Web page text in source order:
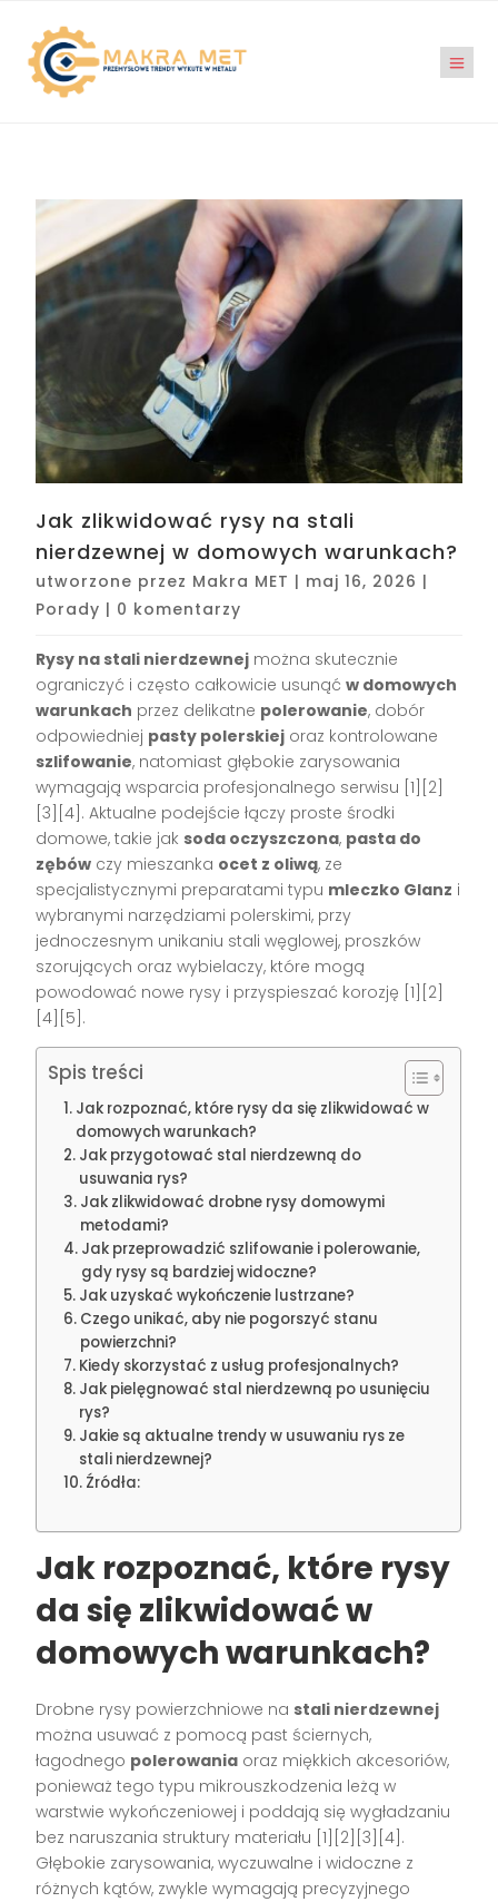
Jak zlikwidować rysy na stali
nierdzewnej w domowych warunkach?
utworzone przez Makra MET | maj 16, 2026 |
Porady | 0 komentarzy
Rysy na stali nierdzewnej można skutecznie
ograniczyć i często całkowicie usunąćw domowych
warunkach przez delikatne polerowanie, dobór
odpowiedniej pasty polerskiej oraz kontrolowane
szlifowanie, natomiast głębokie zarysowania
wymagają wsparcia profesjonalnego serwisu [1][2]
[3][4]. Aktualne podejście łączy proste środki
domowe, takie jak soda oczyszczona, pasta do
zębów czy mieszanka ocet z oliwą, ze
specjalistycznymi preparatami typu mleczko Glanz i
wybranymi narzędziami polerskimi, przy
jednoczesnym unikaniu stali węglowej, proszków
szorujących oraz wybielaczy, które mogą
powodować nowe rysy i przyspieszać korozję [1][2]
[4][5].
Spis treści
Jak rozpoznać, które rysy da się zlikwidować w
domowych warunkach?
Jak przygotować stal nierdzewną do
usuwania rys?
Jak zlikwidować drobne rysy domowymi
metodami?
Jak przeprowadzić szlifowanie i polerowanie,
gdy rysy są bardziej widoczne?
Jak uzyskać wykończenie lustrzane?
Czego unikać, aby nie pogorszyć stanu
powierzchni?
Kiedy skorzystać z usług profesjonalnych?
Jak pielęgnować stal nierdzewną po usunięciu
rys?
Jakie są aktualne trendy w usuwaniu rys ze
stali nierdzewnej?
Źródła:
Jak rozpoznać, które rysy
da się zlikwidować w
domowych warunkach?
Drobne rysy powierzchniowe na stali nierdzewnej
można usuwać z pomocą past ściernych,
łagodnego polerowania oraz miękkich akcesoriów,
ponieważ tego typu mikrouszkodzenia leżą w
warstwie wykończeniowej i poddają się wygładzaniu
bez naruszania struktury materiału [1][2][3][4].
Głębokie zarysowania, wyczuwalne i widoczne z
różnych kątów, zwykle wymagają precyzyjnego